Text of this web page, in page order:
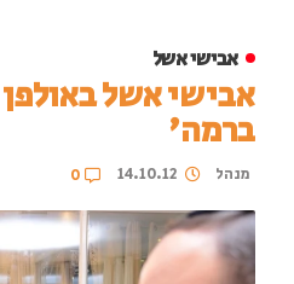
אבישי אשל
אבישי אשל
ברמה'
מנהל 14.10.12
0